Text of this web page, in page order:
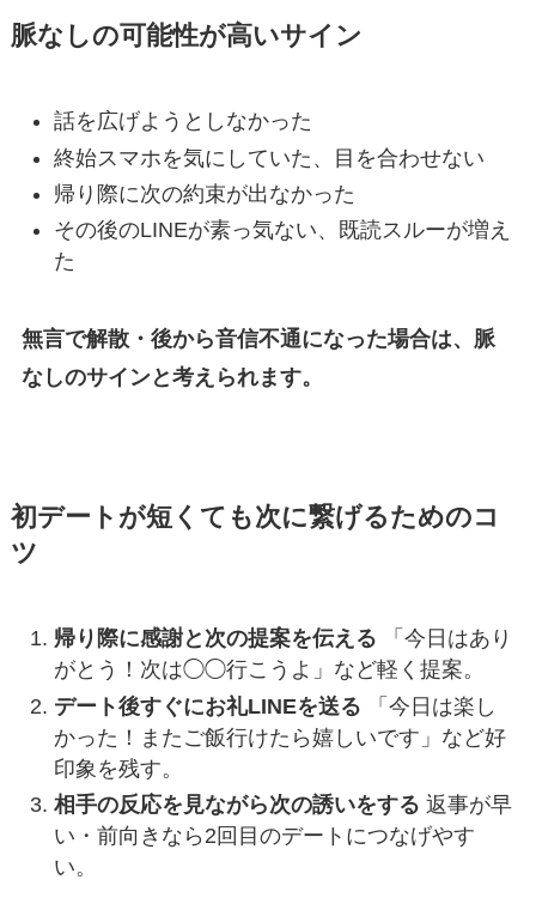
脈なしの可能性が高いサイン
話を広げようとしなかった
終始スマホを気にしていた、目を合わせない
帰り際に次の約束が出なかった
その後のLINEが素っ気ない、既読スルーが増え
た
無言で解散・後から音信不通になった場合は、脈
なしのサインと考えられます。
初デートが短くても次に繋げるためのコ
ツ
帰り際に感謝と次の提案を伝える 「今日はあり
がとう！次は◯◯行こうよ」など軽く提案。
デート後すぐにお礼LINEを送る 「今日は楽し
かった！またご飯行けたら嬉しいです」など好
印象を残す。
相手の反応を見ながら次の誘いをする 返事が早
い・前向きなら2回目のデートにつなげやす
い。